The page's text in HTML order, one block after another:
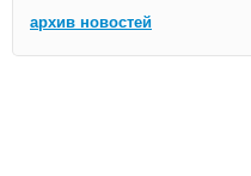
архив новостей